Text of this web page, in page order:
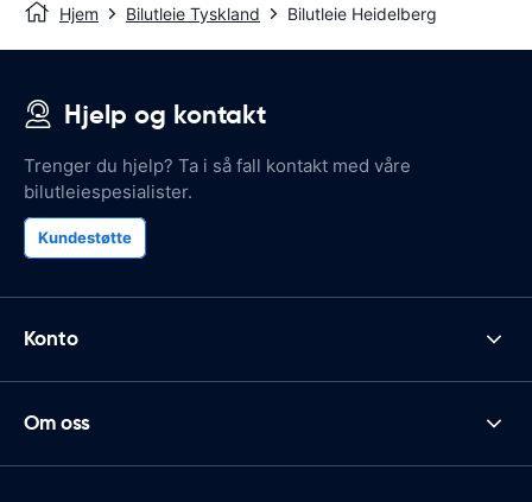
Hjem Bilutleie Tyskland Bilutleie Heidelberg
Hjelp og kontakt
Trenger du hjelp? Ta i så fall kontakt med våre
bilutleiespesialister.
Kundestøtte
Konto
Om oss